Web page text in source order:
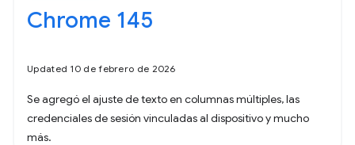
Chrome 145
Updated 10 de febrero de 2026
Se agregó el ajuste de texto en columnas múltiples, las
credenciales de sesión vinculadas al dispositivo y mucho
más.